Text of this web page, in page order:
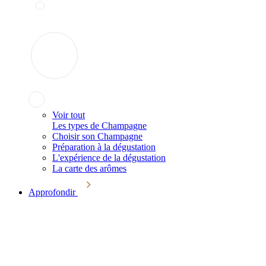
Voir tout
Les types de Champagne
Choisir son Champagne
Préparation à la dégustation
L'expérience de la dégustation
La carte des arômes
Approfondir